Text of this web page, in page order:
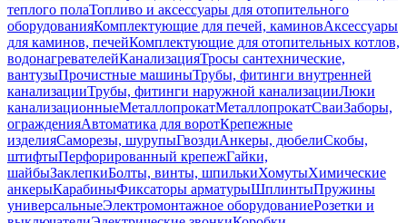
теплого полаТопливо и аксессуары для отопительного
оборудованияКомплектующие для печей, каминовАксессуары
для каминов, печейКомплектующие для отопительных котлов,
водонагревателейКанализацияТросы сантехнические,
вантузыПрочистные машиныТрубы, фитинги внутренней
канализацииТрубы, фитинги наружной канализацииЛюки
канализационныеМеталлопрокатМеталлопрокатСваиЗаборы,
огражденияАвтоматика для воротКрепежные
изделияСаморезы, шурупыГвоздиАнкеры, дюбелиСкобы,
штифтыПерфорированный крепежГайки,
шайбыЗаклепкиБолты, винты, шпилькиХомутыХимические
анкерыКарабиныФиксаторы арматурыШплинтыПружины
универсальныеЭлектромонтажное оборудованиеРозетки и